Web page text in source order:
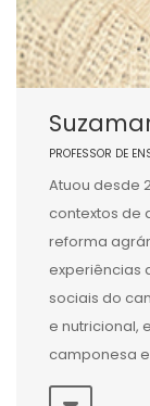
PROFESSOR DE
Atuou desde
contextos de
reforma
experiências
sociais do
e nutricional,
camponesa